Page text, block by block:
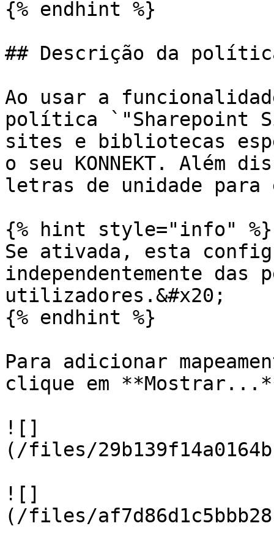
{% endhint %}
## Descrição da
Ao usar a
política `"Sharepoint
sites e bibliotecas
o seu KONNEKT. Além
letras de unidade para
{% hint style="info" %}
Se ativada, esta
independentemente das
utilizadores.&#x20;
{% endhint %}
Para adicionar
clique em
![]
(/files/
![]
(/files/